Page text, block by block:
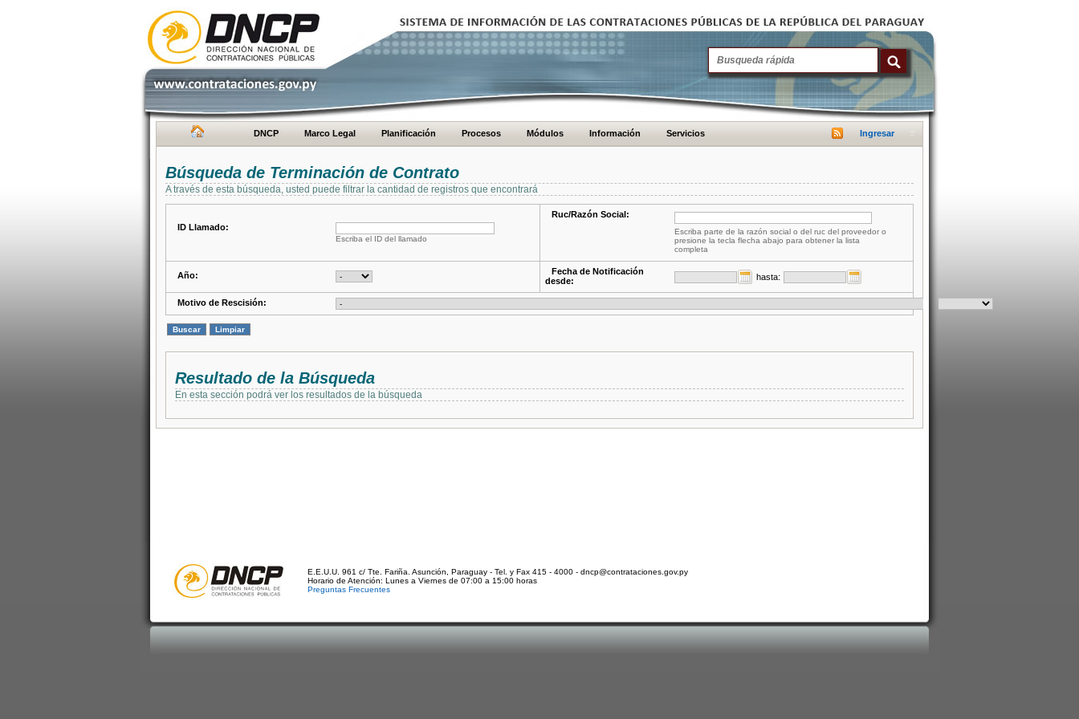
DNCP Marco Legal Planificación Procesos Módulos Información Servicios Ingresar
Búsqueda de Terminación de Contrato
A través de esta búsqueda, usted puede filtrar la cantidad de registros que encontrará
ID Llamado:
Escriba el ID del llamado
Ruc/Razón Social:
Escriba parte de la razón social o del ruc del proveedor o
presione la tecla flecha abajo para obtener la lista
completa
Año:
Fecha de Notificación
desde:
hasta:
Motivo de Rescisión:
Resultado de la Búsqueda
En esta sección podrá ver los resultados de la búsqueda
E.E.U.U. 961 c/ Tte. Fariña. Asunción, Paraguay - Tel. y Fax 415 - 4000 - dncp@contrataciones.gov.py
Horario de Atención: Lunes a Viernes de 07:00 a 15:00 horas
Preguntas Frecuentes